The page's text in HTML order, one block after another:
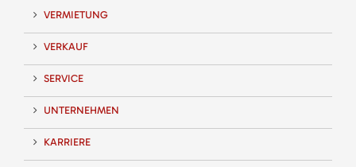
VERMIETUNG
VERKAUF
SERVICE
UNTERNEHMEN
KARRIERE